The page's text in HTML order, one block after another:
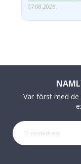
07.08.2026
Var först med